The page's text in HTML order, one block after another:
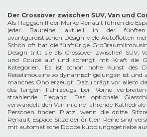
Der Crossover zwischen SUV, Van und
Als Flaggschiff der Marke Renault führen die
jeder Baureihe, aktuell in der fünften
avantgardistischen Design viele Autoflotten
Schon oft hat die fünftürige
Design tritt sie als Crossover zwischen SUV,
und Coupé auf und sprengt mit Kraft die
Kategorien. Es ist schon hohe Kunst des
Reiselimousine so dynamisch gelungen ist und
manches Oho erzeugt. Dazu trägt vor allem
des langen Fahrzeugs bei. Vorne
strahlende Eleganz. Das optionale
verwandelt den Van in eine fahrende Kathedrale
Personen finden Platz, wenn die dritte
Renault Espace Sitze der dritten Reihe sind
mit automatische Doppelkupplungsgetriebe